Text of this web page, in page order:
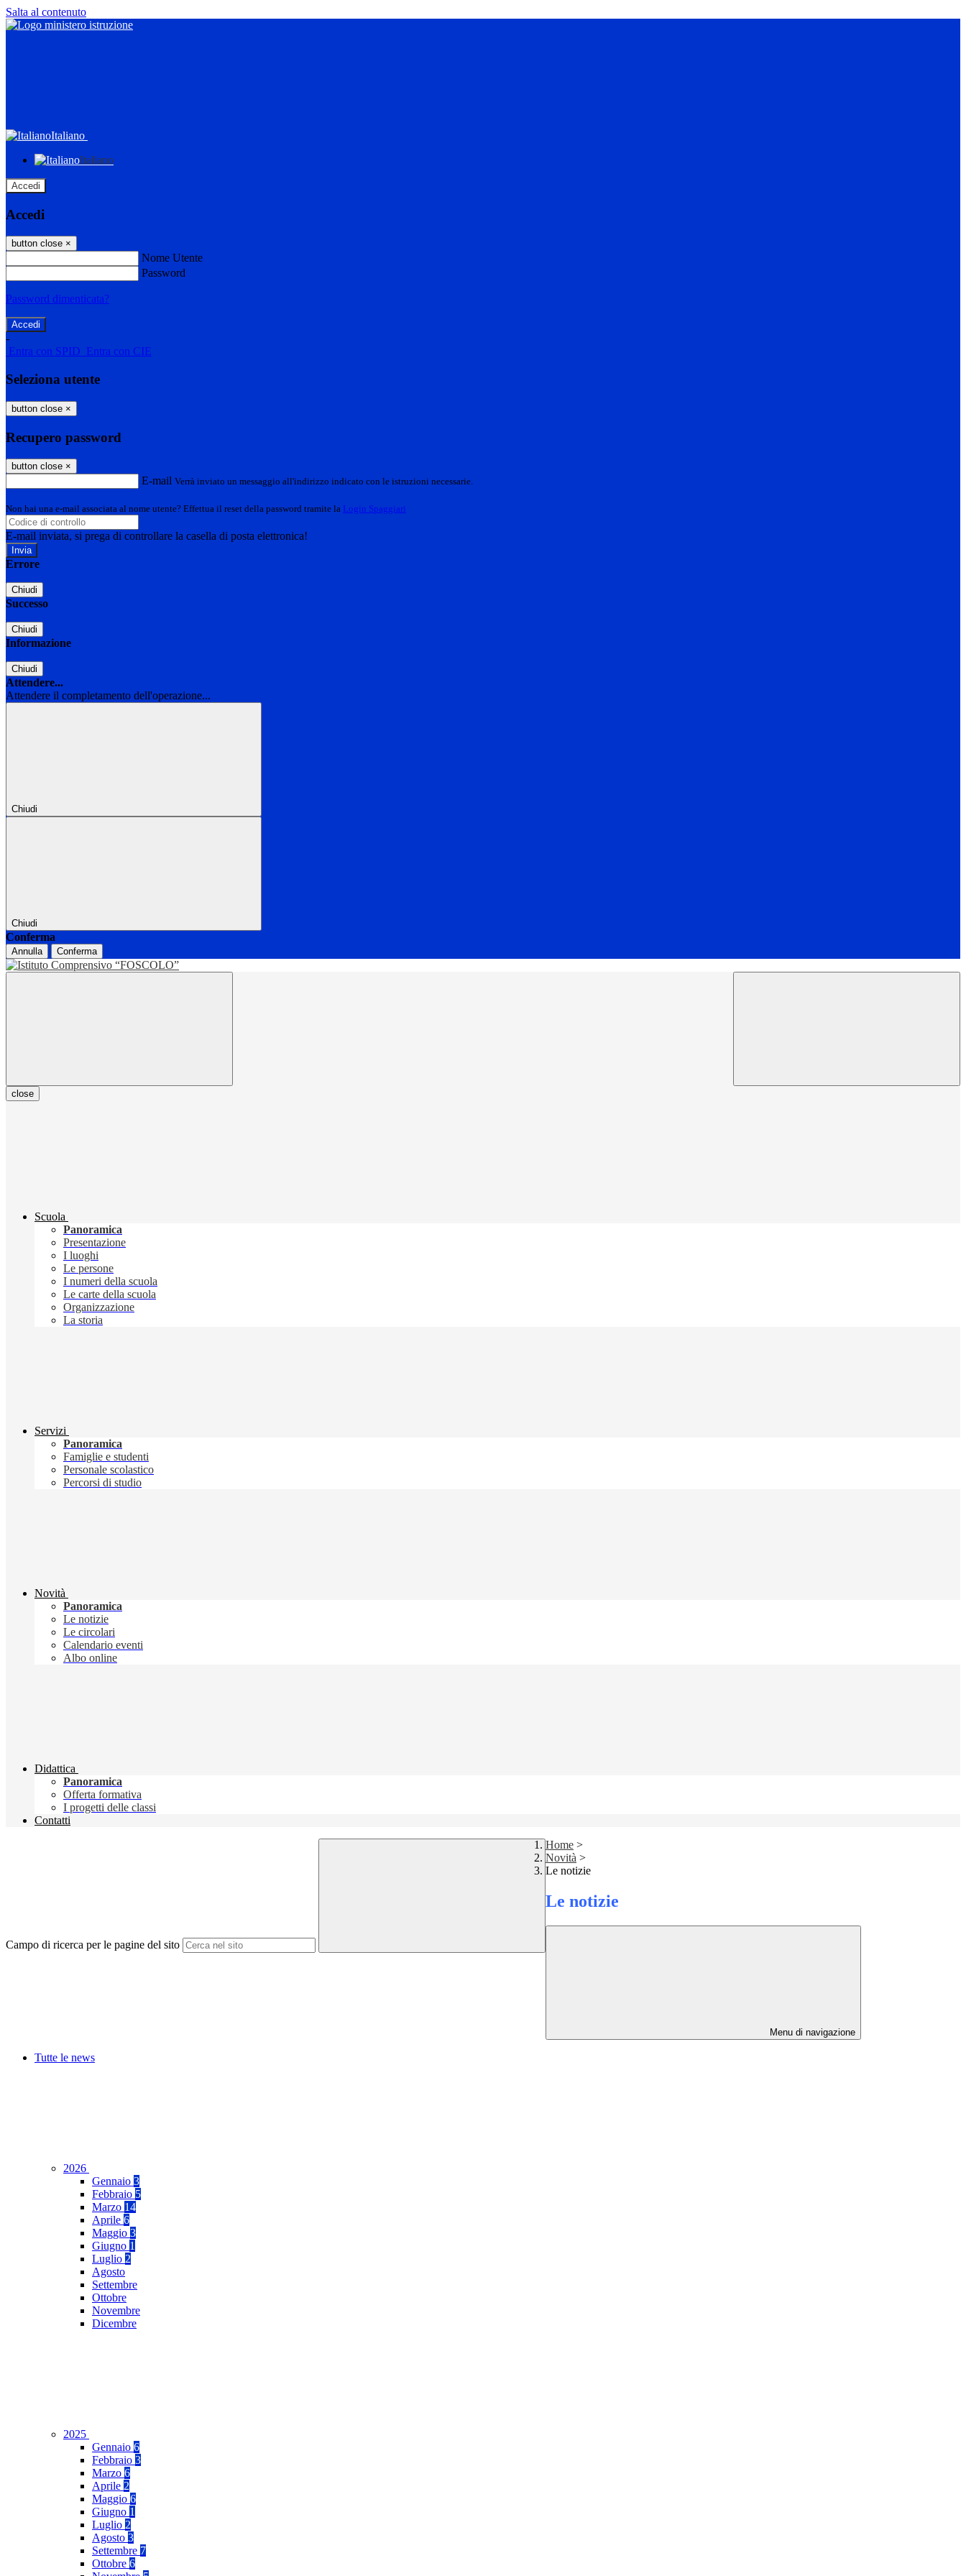
Salta al contenuto
Italiano
Italiano
Accedi
Accedi
button close ×
Nome Utente
Password
Password dimenticata?
-
Entra con SPID Entra con CIE
Seleziona utente
button close ×
Recupero password
button close ×
E-mail Verrà inviato un messaggio all'indirizzo indicato con le istruzioni necessarie.
Non hai una e-mail associata al nome utente? Effettua il reset della password tramite la Login Spaggiari
E-mail inviata, si prega di controllare la casella di posta elettronica!
Errore
Chiudi
Successo
Chiudi
Informazione
Chiudi
Attendere...
Attendere il completamento dell'operazione...
Chiudi
Chiudi
Conferma
Annulla Conferma
close
Scuola
Panoramica
Presentazione
I luoghi
Le persone
I numeri della scuola
Le carte della scuola
Organizzazione
La storia
Servizi
Panoramica
Famiglie e studenti
Personale scolastico
Percorsi di studio
Novità
Panoramica
Le notizie
Le circolari
Calendario eventi
Albo online
Didattica
Panoramica
Offerta formativa
I progetti delle classi
Contatti
Campo di ricerca per le pagine del sito
Home >
Novità >
Le notizie
Le notizie
Menu di navigazione
Tutte le news
2026
Gennaio 3
Febbraio 5
Marzo 14
Aprile 6
Maggio 3
Giugno 1
Luglio 2
Agosto
Settembre
Ottobre
Novembre
Dicembre
2025
Gennaio 6
Febbraio 3
Marzo 6
Aprile 2
Maggio 6
Giugno 1
Luglio 2
Agosto 3
Settembre 7
Ottobre 6